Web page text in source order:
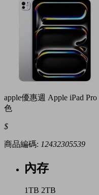
apple優惠週 Apple iPad
色
$
商品編碼: 12432305539
內存
1TB 2TB